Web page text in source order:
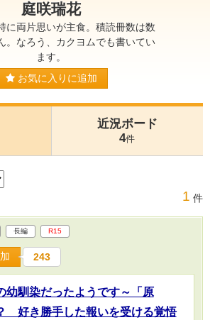
庭咲瑞花
に両片思いが主食。積読冊数は数
。なろう、カクヨムでも書いてい
ます。
お気に入りに追加
近況ボード
4件
1 件
長編 R15
243
幼馴染だったようです～「原
好き勝手した報いを受ける覚悟